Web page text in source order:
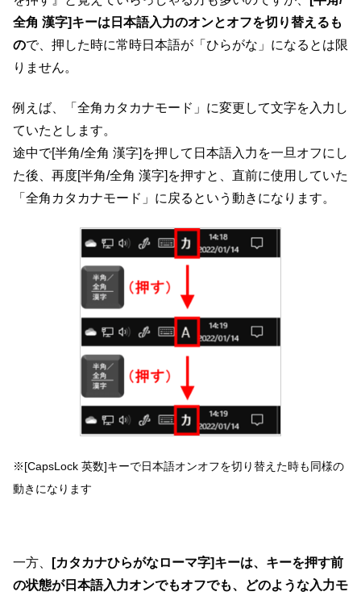
全角 漢字]キーは日本語入力のオンとオフを切り替えるも
ので、押した時に常時日本語が「ひらがな」になるとは限
りません。
例えば、「全角カタカナモード」に変更して文字を入力し
ていたとします。
途中で[半角/全角 漢字]を押して日本語入力を一旦オフにし
た後、再度[半角/全角 漢字]を押すと、直前に使用していた
「全角カタカナモード」に戻るという動きになります。
※[CapsLock 英数]キーで日本語オンオフを切り替えた時も同様の
動きになります
一方、
[カタカナひらがなローマ字]キーは、キーを押す前
の状態が日本語入力オンでもオフでも、どのような入力モ